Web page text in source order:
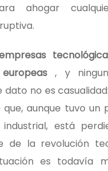
ahogar
, y
dato no es
aunque tuvo un
está
de la revolución
es todavía